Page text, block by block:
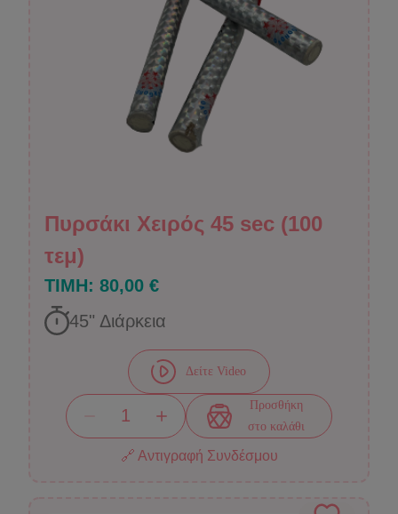
Πυρσάκι Χειρός 45 sec (100
τεμ)
ΤΙΜΗ: 80,00 €
45" Διάρκεια
Δείτε Video
Προσθήκη
στο καλάθι
🔗 Αντιγραφή Συνδέσμου